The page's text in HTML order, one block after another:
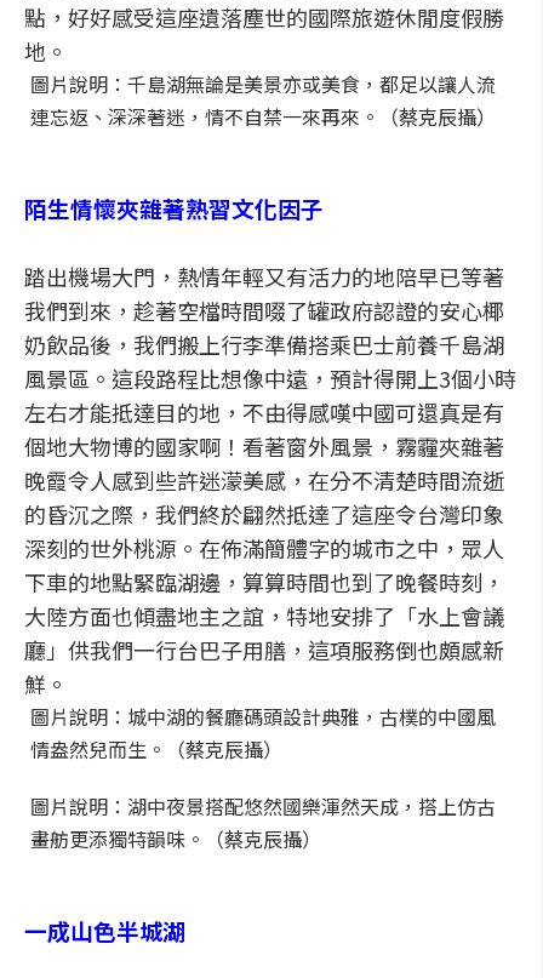
點，好好感受這座遺落塵世的國際旅遊休閒度假勝
地。
圖片說明：千島湖無論是美景亦或美食，都足以讓人流
連忘返、深深著迷，情不自禁一來再來。（蔡克辰攝）
陌生情懷夾雜著熟習文化因子
踏出機場大門，熱情年輕又有活力的地陪早已等著
我們到來，趁著空檔時間啜了罐政府認證的安心椰
奶飲品後，我們搬上行李準備搭乘巴士前養千島湖
風景區。這段路程比想像中遠，預計得開上3個小時
左右才能抵達目的地，不由得感嘆中國可還真是有
個地大物博的國家啊！看著窗外風景，霧霾夾雜著
晚霞令人感到些許迷濛美感，在分不清楚時間流逝
的昏沉之際，我們終於翩然抵達了這座令台灣印象
深刻的世外桃源。在佈滿簡體字的城市之中，眾人
下車的地點緊臨湖邊，算算時間也到了晚餐時刻，
大陸方面也傾盡地主之誼，特地安排了「水上會議
廳」供我們一行台巴子用膳，這項服務倒也頗感新
鮮。
圖片說明：城中湖的餐廳碼頭設計典雅，古樸的中國風
情盎然兒而生。（蔡克辰攝）
圖片說明：湖中夜景搭配悠然國樂渾然天成，搭上仿古
畫舫更添獨特韻味。（蔡克辰攝）
一成山色半城湖